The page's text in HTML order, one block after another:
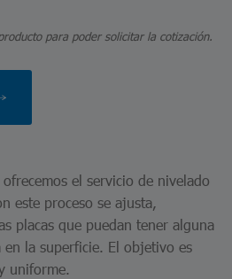
para poder solicitar la cotización.
el servicio de nivelado
este proceso se ajusta,
placas que puedan tener alguna
la superficie. El objetivo es
uniforme.